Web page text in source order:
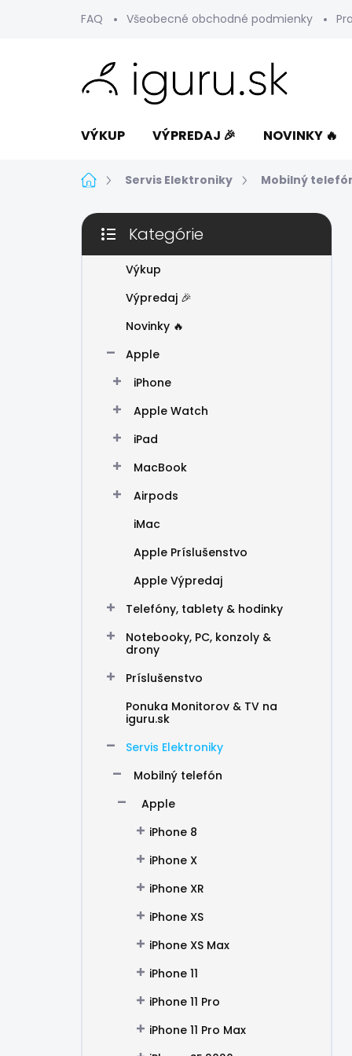
FAQ Všeobecné obchodné podmienky
VÝKUP VÝPREDAJ 🎉 NOVINKY 🔥
DomovServis Elektroniky Mobilný
B
č
Preskočiť
kategórie
Kategórie
Výkup
Výpredaj 🎉
Novinky 🔥
Apple
iPhone
Apple Watch
iPad
MacBook
Airpods
iMac
Apple Príslušenstvo
Apple Výpredaj
Telefóny, tablety & hodinky
Notebooky, PC, konzoly &
drony
Príslušenstvo
Ponuka Monitorov & TV na
iguru.sk
Servis Elektroniky
Mobilný telefón
Apple
iPhone 8
iPhone X
iPhone XR
iPhone XS
iPhone XS Max
iPhone 11
iPhone 11 Pro
iPhone 11 Pro Max